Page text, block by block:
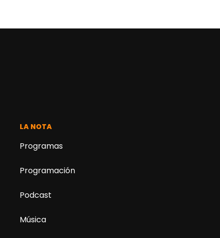
LA NOTA
Programas
Programación
Podcast
Música